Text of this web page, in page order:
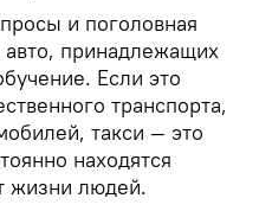
и поголовная
авто, принадлежащих
Если это
транспорта,
такси — это
находятся
жизни людей.